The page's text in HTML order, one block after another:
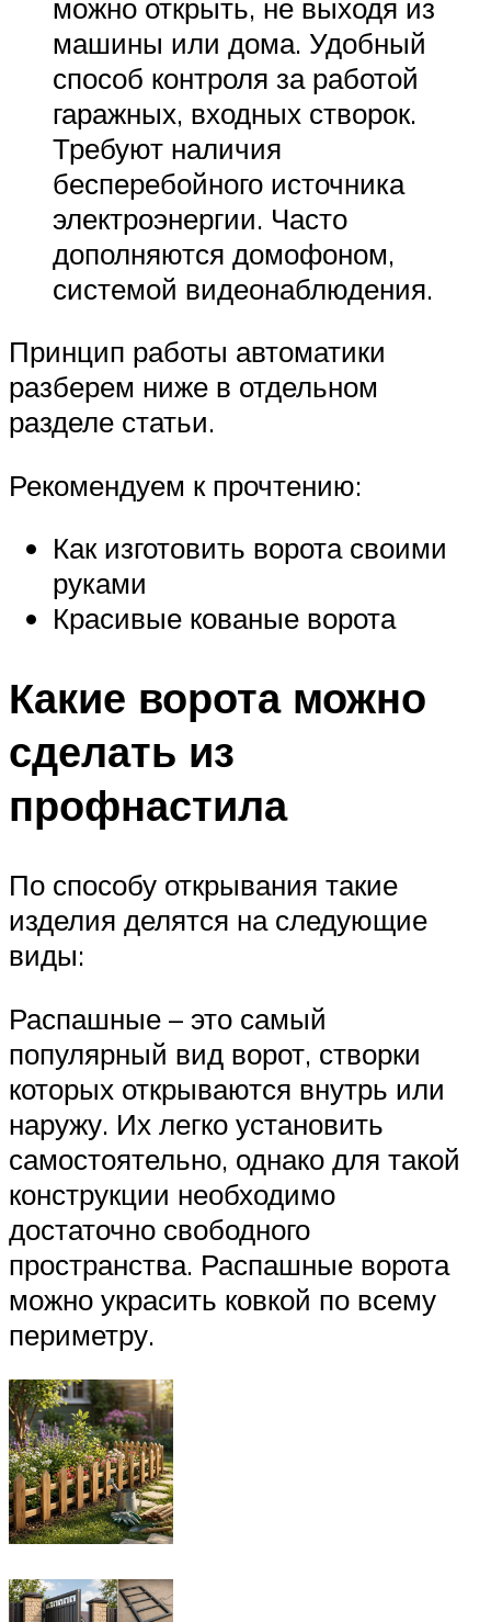
можно открыть, не выходя из
машины или дома. Удобный
способ контроля за работой
гаражных, входных створок.
Требуют наличия
бесперебойного источника
электроэнергии. Часто
дополняются домофоном,
системой видеонаблюдения.
Принцип работы автоматики
разберем ниже в отдельном
разделе статьи.
Рекомендуем к прочтению:
Как изготовить ворота своими
руками
Красивые кованые ворота
Какие ворота можно
сделать из
профнастила
По способу открывания такие
изделия делятся на следующие
виды:
Распашные – это самый
популярный вид ворот, створки
которых открываются внутрь или
наружу. Их легко установить
самостоятельно, однако для такой
конструкции необходимо
достаточно свободного
пространства. Распашные ворота
можно украсить ковкой по всему
периметру.